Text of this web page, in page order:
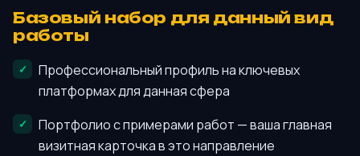
Базовый набор для данный вид
работы
Профессиональный профиль на ключевых
платформах для данная сфера
Портфолио с примерами работ — ваша главная
визитная карточка в это направление